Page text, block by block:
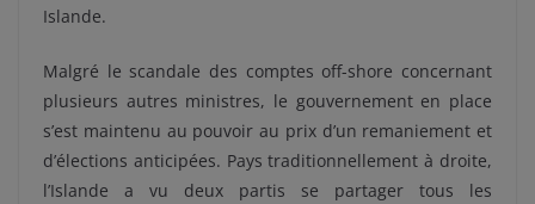
Islande.
Malgré le scandale des comptes off-shore concernant
plusieurs autres ministres, le gouvernement en place
s’est maintenu au pouvoir au prix d’un remaniement et
d’élections anticipées. Pays traditionnellement à droite,
l’Islande a vu deux partis se partager tous les